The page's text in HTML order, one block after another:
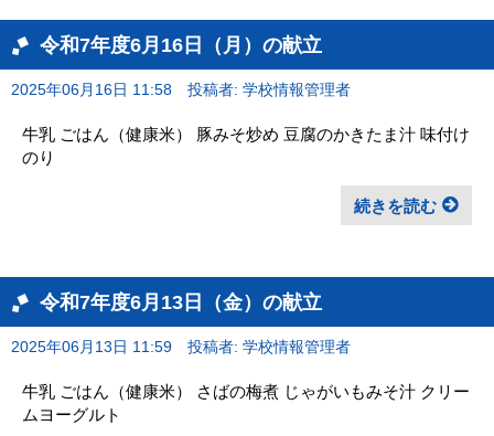
令和7年度6月16日（月）の献立
2025年06月16日 11:58 投稿者: 学校情報管理者
牛乳 ごはん（健康米） 豚みそ炒め 豆腐のかきたま汁 味付け
のり
続きを読む
令和7年度6月13日（金）の献立
2025年06月13日 11:59 投稿者: 学校情報管理者
牛乳 ごはん（健康米） さばの梅煮 じゃがいもみそ汁 クリー
ムヨーグルト